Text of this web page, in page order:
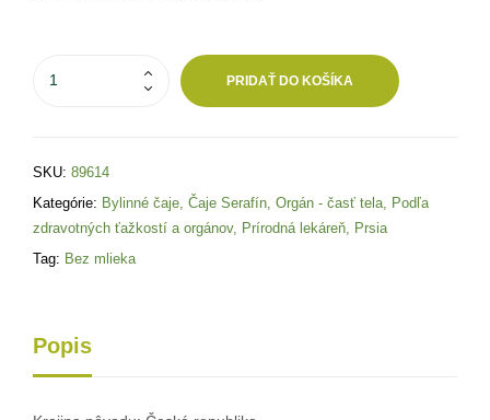
PRIDAŤ DO KOŠÍKA
SKU: 89614
Kategórie: Bylinné čaje Čaje Serafín Orgán - časť tela
Podľa
zdravotných ťažkostí a orgánov, Prírodná lekáreň
Prsia
Tag: Bez mlieka
Popis